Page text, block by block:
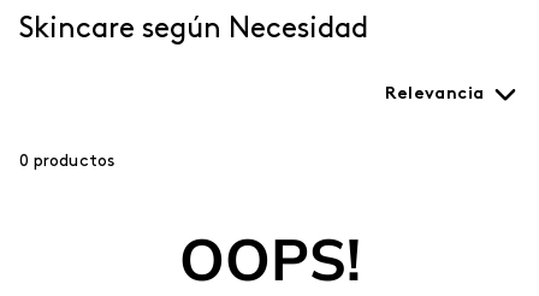
Skincare según Necesidad
Relevancia
0 productos
OOPS!